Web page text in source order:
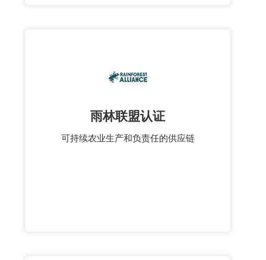
雨林联盟认证
可持续农业生产和负责任的供应链